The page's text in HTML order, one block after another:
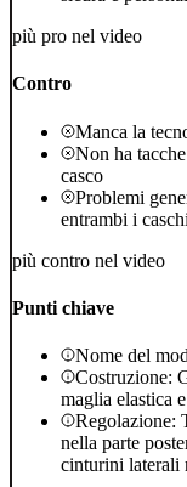
più pro nel video
Contro
Manca la
Non ha
casco
Problemi
entrambi i
più contro nel video
Punti chiave
Nome del
Costruzione:
maglia elastica
Regolazione:
nella parte
cinturini laterali